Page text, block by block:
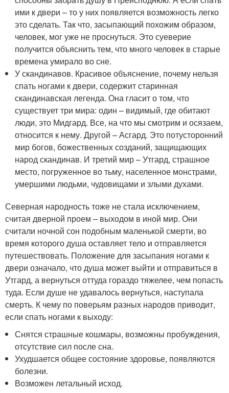
ими к двери – то у них появляется возможность легко
это сделать. Так что, засыпающий похожим образом,
человек, мог уже не проснуться. Это суеверие
получится объяснить тем, что много человек в старые
времена умирало во сне.
У скандинавов. Красивое объяснение, почему нельзя
спать ногами к двери, содержит старинная
скандинавская легенда. Она гласит о том, что
существует три мира: один – видимый, где обитают
люди, это Мидгард. Все, на что мы смотрим и осязаем,
относится к нему. Другой – Асгард. Это потусторонний
мир богов, божественных созданий, защищающих
народ скандинав. И третий мир – Утгард, страшное
место, погруженное во тьму, населенное монстрами,
умершими людьми, чудовищами и злыми духами.
Северная народность тоже не стала исключением,
считая дверной проем – выходом в иной мир. Они
считали ночной сон подобным маленькой смерти, во
время которого душа оставляет тело и отправляется
путешествовать. Положение для засыпания ногами к
двери означало, что душа может выйти и отправиться в
Утгард, а вернуться оттуда гораздо тяжелее, чем попасть
туда. Если душе не удавалось вернуться, наступала
смерть. К чему по поверьям разных народов приводит,
если спать ногами к выходу:
Снятся страшные кошмары, возможны пробуждения,
отсутствие сил после сна.
Ухудшается общее состояние здоровье, появляются
болезни.
Возможен летальный исход.